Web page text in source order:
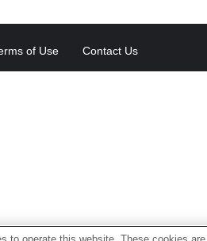
of Use Contact Us